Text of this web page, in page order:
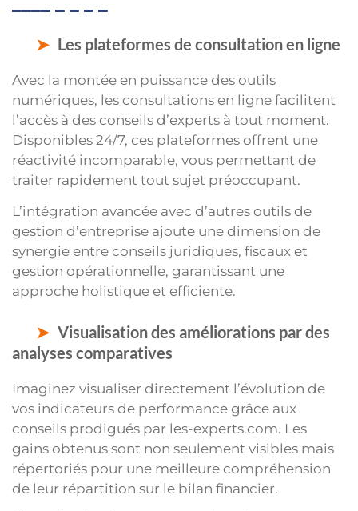
Les plateformes de consultation en ligne
Avec la montée en puissance des outils
numériques, les consultations en ligne facilitent
l’accès à des conseils d’experts à tout moment.
Disponibles 24/7, ces plateformes offrent une
réactivité incomparable, vous permettant de
traiter rapidement tout sujet préoccupant.
L’intégration avancée avec d’autres outils de
gestion d’entreprise ajoute une dimension de
synergie entre conseils juridiques, fiscaux et
gestion opérationnelle, garantissant une
approche holistique et efficiente.
Visualisation des améliorations par des
analyses comparatives
Imaginez visualiser directement l’évolution de
vos indicateurs de performance grâce aux
conseils prodigués par les-experts.com. Les
gains obtenus sont non seulement visibles mais
répertoriés pour une meilleure compréhension
de leur répartition sur le bilan financier.